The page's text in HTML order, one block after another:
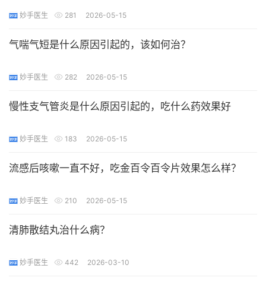
妙手医生 281 2026-05-15
气喘气短是什么原因引起的，该如何治？
妙手医生 282 2026-05-15
慢性支气管炎是什么原因引起的，吃什么药效果好
妙手医生 183 2026-05-15
流感后咳嗽一直不好，吃金百令百令片效果怎么样？
妙手医生 210 2026-05-15
清肺散结丸治什么病？
妙手医生 442 2026-03-10